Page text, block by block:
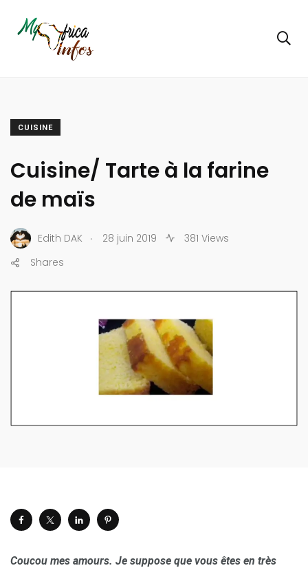
CUISINE
Cuisine/ Tarte à la farine
de maïs
Edith DAK . 28 juin 2019
381 Views
Shares
Coucou mes amours. Je suppose que vous êtes en très